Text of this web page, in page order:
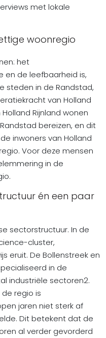
met lokale
woonregio
het
en de leefbaarheid is,
steden in de Randstad,
van Holland
Holland Rijnland wonen
bereizen, en dit
inwoners van Holland
Voor deze mensen
in de
én een paar
sectorstructuur. In de
cluster,
eruit. De Bollenstreek en
in de
industriële sectoren2.
regio is
jaren niet sterk af
Dit betekent dat de
al verder gevorderd